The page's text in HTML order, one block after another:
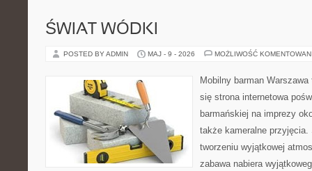
ŚWIAT WÓDKI
POSTED BY ADMIN MAJ - 9 - 2026 MOŻLIWOŚĆ
Mobilny barman
się strona internetowa
barmańskiej na imprezy
także kameralne
tworzeniu wyjątkowej
zabawa nabiera